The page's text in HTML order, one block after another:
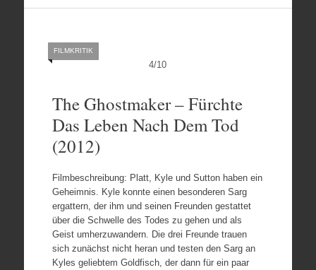
4/10
FILMKRITIK
The Ghostmaker – Fürchte
Das Leben Nach Dem Tod
(2012)
Filmbeschreibung: Platt, Kyle und Sutton haben ein
Geheimnis. Kyle konnte einen besonderen Sarg
ergattern, der ihm und seinen Freunden gestattet
über die Schwelle des Todes zu gehen und als
Geist umherzuwandern. Die drei Freunde trauen
sich zunächst nicht heran und testen den Sarg an
Kyles geliebtem Goldfisch, der dann für ein paar